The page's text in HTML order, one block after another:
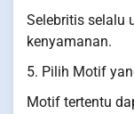
Selebritis selalu
kenyamanan.
5. Pilih Motif
Motif tertentu